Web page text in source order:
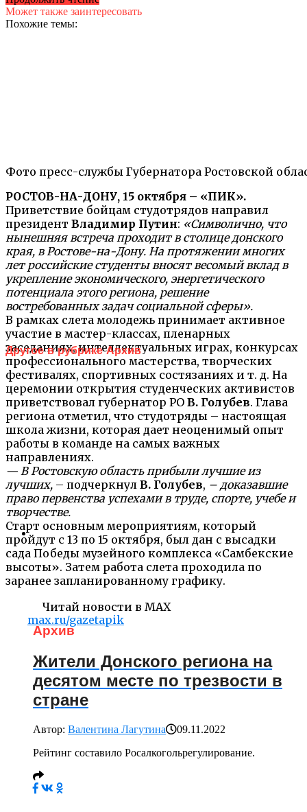
Фото пресс-службы Губернатора Ростовской
РОСТОВ-НА-ДОНУ, 15 октября – «ПИК».
Приветствие бойцам студотрядов направил
президент Владимир Путин: «Символично, что
нынешняя встреча проходит в столице донского
края, в Ростове-на-Дону. На протяжении многих
лет российские студенты вносят весомый вклад в
укрепление экономического, энергетического
потенциала этого региона, решение
востребованных задач социальной сферы».
В рамках слета молодежь принимает активное
участие в мастер-классах, пленарных
заседаниях, интеллектуальных играх, конкурсах
профессионального мастерства, творческих
фестивалях, спортивных состязаниях и т. д. На
церемонии открытия студенческих активистов
приветствовал губернатор РО В. Голубев. Глава
региона отметил, что студотряды – настоящая
школа жизни, которая дает неоценимый опыт
работы в команде на самых важных
направлениях.
— В Ростовскую область прибыли лучшие из
лучших, – подчеркнул В. Голубев, – доказавшие
право первенства успехами в труде, спорте, учебе и
творчестве.
Старт основным мероприятиям, который
пройдут с 13 по 15 октября, был дан с высадки
сада Победы музейного комплекса «Самбекские
высоты». Затем работа слета проходила по
заранее запланированному графику.
Читай новости в MAX
max.ru/gazetapik
Может также заинтересовать
Похожие темы:
Другое в рубрике Архив
Архив
Жители Донского региона на
десятом месте по трезвости в
стране
Автор: Валентина Лагутина
09.11.2022
Рейтинг составило Росалкогольрегулирование.